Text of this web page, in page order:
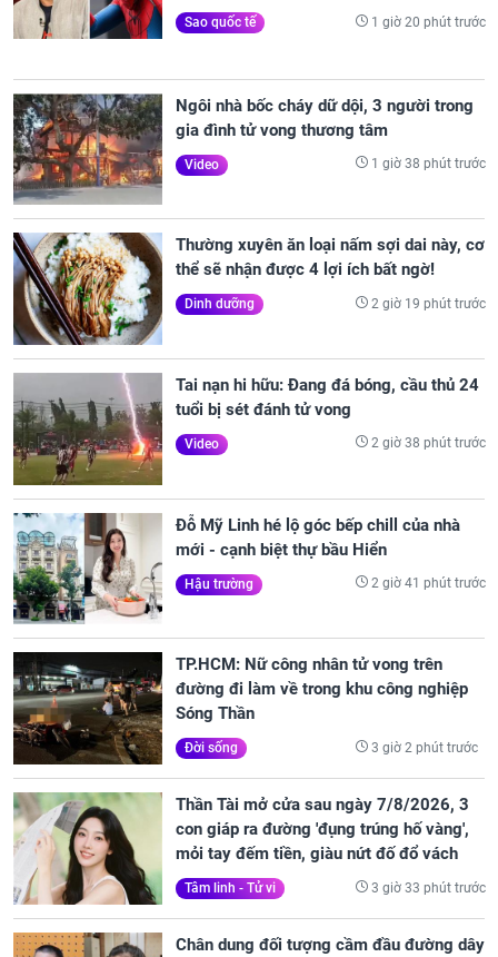
Sao quốc tế 1 giờ 20 phút trước
Ngôi nhà bốc cháy dữ dội, 3 người trong
gia đình tử vong thương tâm
Video 1 giờ 38 phút trước
Thường xuyên ăn loại nấm sợi dai này, cơ
thể sẽ nhận được 4 lợi ích bất ngờ!
Dinh dưỡng 2 giờ 19 phút trước
Tai nạn hi hữu: Đang đá bóng, cầu thủ 24
tuổi bị sét đánh tử vong
Video 2 giờ 38 phút trước
Đỗ Mỹ Linh hé lộ góc bếp chill của nhà
mới - cạnh biệt thự bầu Hiển
Hậu trường 2 giờ 41 phút trước
TP.HCM: Nữ công nhân tử vong trên
đường đi làm về trong khu công nghiệp
Sóng Thần
Đời sống 3 giờ 2 phút trước
Thần Tài mở cửa sau ngày 7/8/2026, 3
con giáp ra đường 'đụng trúng hố vàng',
mỏi tay đếm tiền, giàu nứt đố đổ vách
Tâm linh - Tử vi 3 giờ 33 phút trước
Chân dung đối tượng cầm đầu đường dây